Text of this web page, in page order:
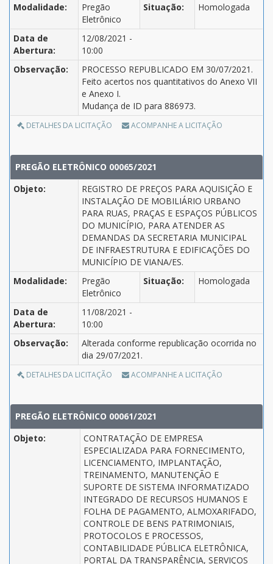
Modalidade:
Pregão
Eletrônico
Situação: Homologada
Data de
Abertura:
12/08/2021 -
10:00
Observação:
PROCESSO REPUBLICADO EM 30/07/2021.
Feito acertos nos quantitativos do Anexo VII
e Anexo I.
Mudança de ID para 886973.
DETALHES DA LICITAÇÃO ACOMPANHE A LICITAÇÃO
PREGÃO ELETRÔNICO 00065/2021
Objeto:
REGISTRO DE PREÇOS PARA AQUISIÇÃO E
INSTALAÇÃO DE MOBILIÁRIO URBANO
PARA RUAS, PRAÇAS E ESPAÇOS PÚBLICOS
DO MUNICÍPIO, PARA ATENDER AS
DEMANDAS DA SECRETARIA MUNICIPAL
DE INFRAESTRUTURA E EDIFICAÇÕES DO
MUNICÍPIO DE VIANA/ES.
Modalidade:
Pregão
Eletrônico
Situação: Homologada
Data de
Abertura:
11/08/2021 -
10:00
Observação:
Alterada conforme republicação ocorrida no
dia 29/07/2021.
DETALHES DA LICITAÇÃO ACOMPANHE A LICITAÇÃO
PREGÃO ELETRÔNICO 00061/2021
Objeto:
CONTRATAÇÃO DE EMPRESA
ESPECIALIZADA PARA FORNECIMENTO,
LICENCIAMENTO, IMPLANTAÇÃO,
TREINAMENTO, MANUTENÇÃO E
SUPORTE DE SISTEMA INFORMATIZADO
INTEGRADO DE RECURSOS HUMANOS E
FOLHA DE PAGAMENTO, ALMOXARIFADO,
CONTROLE DE BENS PATRIMONIAIS,
PROTOCOLOS E PROCESSOS,
CONTABILIDADE PÚBLICA ELETRÔNICA,
PORTAL DA TRANSPARÊNCIA, SERVIÇOS